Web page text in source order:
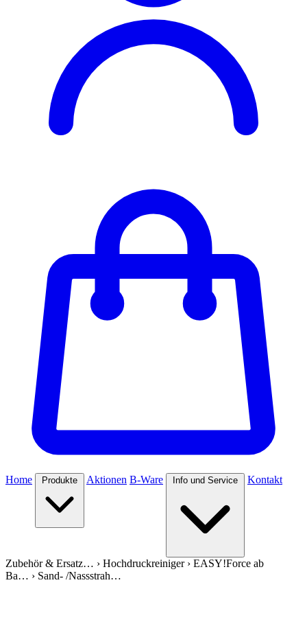
Home Produkte Aktionen B-Ware Info und Service Kontakt
Zubehör & Ersatz… › Hochdruckreiniger› EASY!Force ab
Ba… › Sand- /Nassstrah…